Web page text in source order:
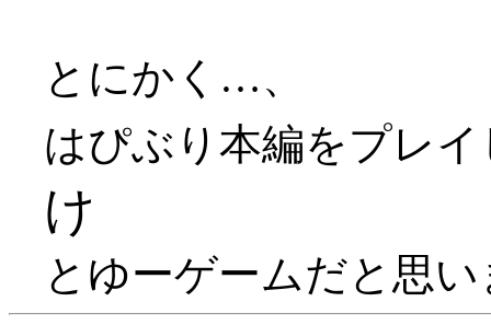
とにかく…、
はぴぶり本編をプレ
け
とゆーゲームだと思